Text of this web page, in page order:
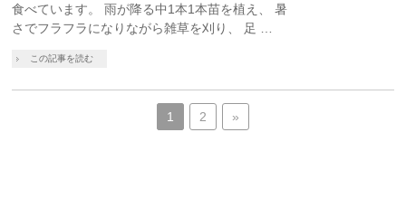
食べています。 雨が降る中1本1本苗を植え、 暑
さでフラフラになりながら雑草を刈り、 足 …
この記事を読む
1 2 »